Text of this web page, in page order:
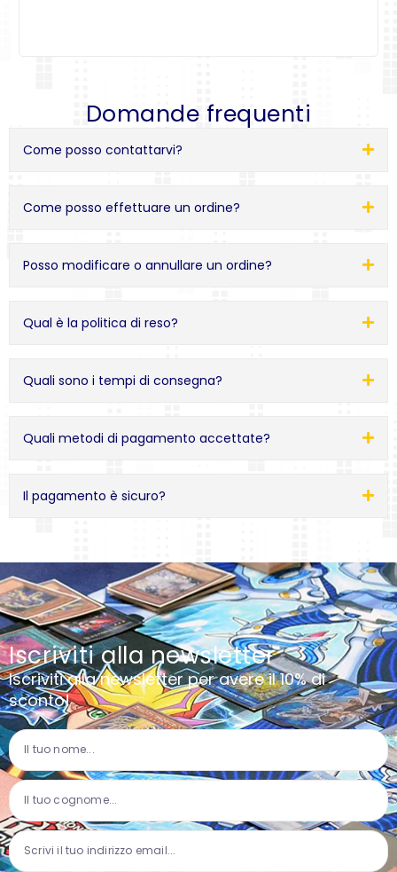
Domande frequenti
Come posso contattarvi?
Come posso effettuare un ordine?
Posso modificare o annullare un ordine?
Qual è la politica di reso?
Quali sono i tempi di consegna?
Quali metodi di pagamento accettate?
Il pagamento è sicuro?
Iscriviti alla newsletter
Iscriviti alla newsletter per avere il 10% di
sconto!